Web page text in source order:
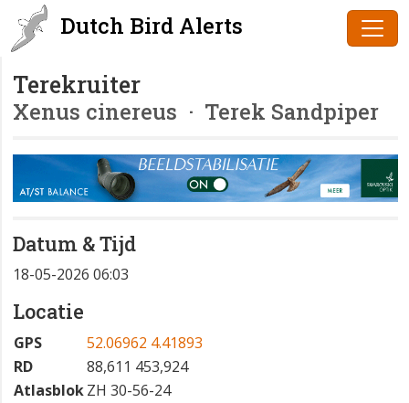
Dutch Bird Alerts
Terekruiter
Xenus cinereus · Terek Sandpiper
Datum & Tijd
18-05-2026 06:03
Locatie
GPS
52.06962 4.41893
RD
88,611 453,924
AtlasblokZH 30-56-24